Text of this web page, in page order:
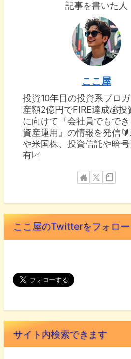
記事を書いた人
ここ屋
投資10年目の投資系ブロ
産額2億円でFIRE達成💰投
に向けて『会社員でもで
資産運用』の情報を発信
や米国株、投資信託や暗
有📈
ここ屋のTwitterをフォロー
サイト内検索できます